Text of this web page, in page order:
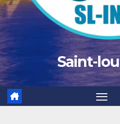
Saint-